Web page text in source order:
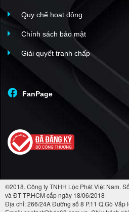
Quy chế hoạt động
Chính sách bảo mật
Giải quyết tranh chấp
FanPage
©2018. Công ty TNHH Lộc Phát Việt Nam.
và ĐT TP.HCM cấp ngày 18/06/2018
Địa chỉ: 266/24A Đường số 8 P.11 Q.Gò